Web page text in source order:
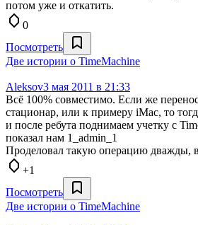
потом уже и откатить.
0
Посмотреть
Две истории о TimeMachine
Aleksov3 мая 2011 в 21:33
Всё 100% совместимо. Если же
стационар, или к примеру iМас, то
и после ребута поднимаем учетку с
показал нам 1_admin_1
Проделовал такую операцию дважды,
+1
Посмотреть
Две истории о TimeMachine